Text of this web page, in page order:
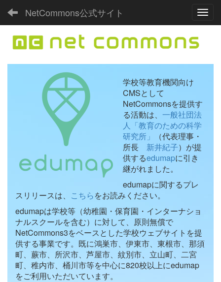
NetCommons公式サイト
学校等教育機関向け
CMSとして
NetCommonsを提供す
る活動は、 一般社団法
人「教育のための科学
研究所」
（代表理事・
所長 新井紀子）が提
供するedumapに引き
継がれました。
edumapに関するプレ
スリリースは、 こちらをお読みください。
edumapは学校等（幼稚園・保育園・インターナショ
ナルスクールを含む）に対して、原則無償で
NetCommons3をベースとした学校ウェブサイトを提
供する事業です。既に鴻巣市、伊東市、東根市、那須
町、蕨市、所沢市、芦屋市、紋別市、立山町、二宮
町、稚内市、桶川市等を中心に820校以上にedumap
をご利用いただいています。